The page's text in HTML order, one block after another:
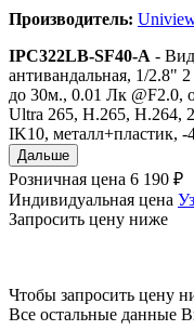
Производитель:
IPC322LB-SF40-A -
антивандальная, 1/
до 30м., 0.01 Лк @F2.0,
Ultra 265, H.265, H.264,
IK10, металл+пластик, -
Дальше
Розничная цена 6 190 ₽
Индивидуальная цена
Запросить цену ниже
Чтобы запросить цену
Все остальные данные